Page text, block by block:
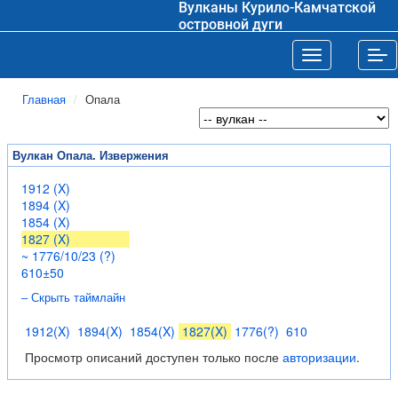
Вулканы Курило-Камчатской
островной дуги
Toggle
Главная Опала
Вулкан Опала. Извержения
1912 (X)
1894 (X)
1854 (X)
1827 (X)
~ 1776/10/23 (?)
610±50
– Скрыть таймлайн
1912(X) 1894(X) 1854(X) 1827(X) 1776(?) 610
Просмотр описаний доступен только после авторизации.